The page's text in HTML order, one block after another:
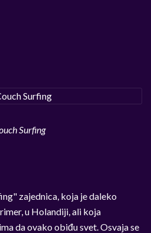
Surfing
zajednica, koja je daleko
u Holandiji, ali koja
da ovako obiđu svet. Osvaja se